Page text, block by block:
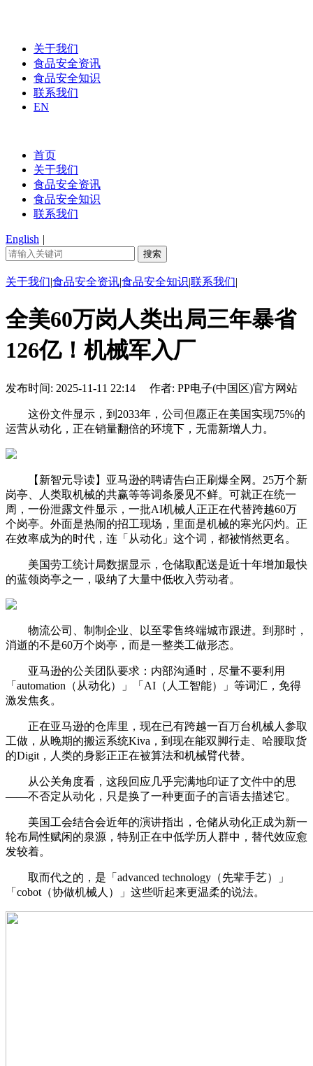
关于我们
食品安全资讯
食品安全知识
联系我们
EN
首页
关于我们
食品安全资讯
食品安全知识
联系我们
English |
关于我们|食品安全资讯|食品安全知识|联系我们|
全美60万岗人类出局三年暴省
126亿！机械军入厂
发布时间: 2025-11-11 22:14 作者: PP电子(中国区)官方网站
这份文件显示，到2033年，公司但愿正在美国实现75%的
运营从动化，正在销量翻倍的环境下，无需新增人力。
【新智元导读】亚马逊的聘请告白正刷爆全网。25万个新
岗亭、人类取机械的共赢等等词条屡见不鲜。可就正在统一
周，一份泄露文件显示，一批AI机械人正正在代替跨越60万
个岗亭。外面是热闹的招工现场，里面是机械的寒光闪灼。正
在效率成为的时代，连「从动化」这个词，都被悄然更名。
美国劳工统计局数据显示，仓储取配送是近十年增加最快
的蓝领岗亭之一，吸纳了大量中低收入劳动者。
物流公司、制制企业、以至零售终端城市跟进。到那时，
消逝的不是60万个岗亭，而是一整类工做形态。
亚马逊的公关团队要求：内部沟通时，尽量不要利用
「automation（从动化）」「AI（人工智能）」等词汇，免得
激发焦炙。
正在亚马逊的仓库里，现在已有跨越一百万台机械人参取
工做，从晚期的搬运系统Kiva，到现在能双脚行走、哈腰取货
的Digit，人类的身影正正在被算法和机械臂代替。
从公关角度看，这段回应几乎完满地印证了文件中的思
——不否定从动化，只是换了一种更面子的言语去描述它。
美国工会结合会近年的演讲指出，仓储从动化正成为新一
轮布局性赋闲的泉源，特别正在中低学历人群中，替代效应愈
发较着。
取而代之的，是「advanced technology（先辈手艺）」
「cobot（协做机械人）」这些听起来更温柔的说法。